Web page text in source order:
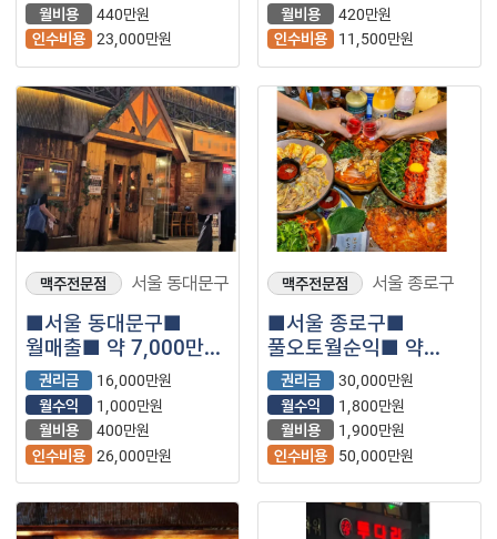
월비용
440만원
인수비용 23,000만원
월비용
420만원
인수비용
11,500만원
맥주전문점 서울 동대문구
■서울 동대문구■
월매출■ 약 7,000만원
■ 프렌차이즈 술집
매장나왔습니다.
권리금
16,000만원
월수익
1,000만원
월비용
400만원
인수비용 26,000만원
맥주전문점 서울 종로구
■서울 종로구■
풀오토월순익■ 약
1,800만원■
프렌차이즈 술집
매장나왔습니다.
권리금
30,000만원
월수익
1,800만원
월비용
1,900만원
인수비용
50,000만원